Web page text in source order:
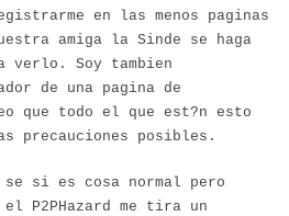
en las menos paginas
amiga la Sinde se haga
verlo. Soy tambien
de una pagina de
que todo el que est?n esto
precauciones posibles.
si es cosa normal pero
el P2PHazard me tira un